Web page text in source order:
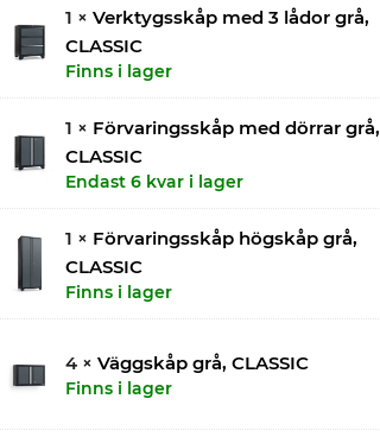
1 × Verktygsskåp med 3 lådor grå,
CLASSIC
Finns i lager
1 × Förvaringsskåp med dörrar grå,
CLASSIC
Endast 6 kvar i lager
1 × Förvaringsskåp högskåp grå,
CLASSIC
Finns i lager
4 × Väggskåp grå, CLASSIC
Finns i lager